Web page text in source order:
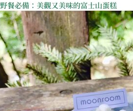
野餐必備：美觀又美味的富士山蛋糕